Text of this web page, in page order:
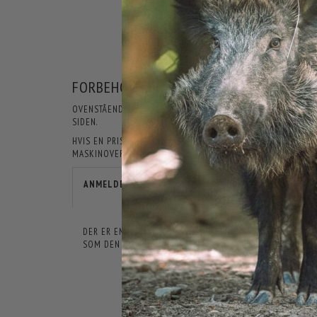
FORBEHOLD FOR PRODUKTINFORMATION
OVENSTÅENDE INFORMATIONER OG SPECIFIKATIONER KAN
SIDEN.
HVIS EN PRIS ER ÅBENLYST FORKERT, ER JAGT-JAKT IKKE
MASKINOVERSATTE, OG DER KAN DERFOR FOREKOMME
ANMELDELSER
DER ER ENDNU IKKE NOGEN ANMELDELSER HER. VI VIL
SOM DEN FØRSTE.